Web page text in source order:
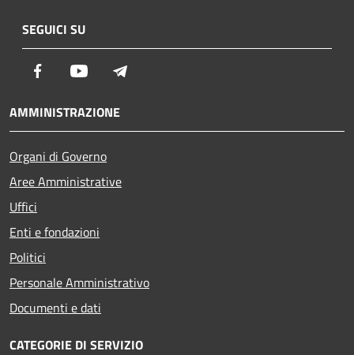
SEGUICI SU
Facebook Youtube
AMMINISTRAZIONE
Organi di Governo
Aree Amministrative
Uffici
Enti e fondazioni
Politici
Personale Amministrativo
Documenti e dati
CATEGORIE DI SERVIZIO